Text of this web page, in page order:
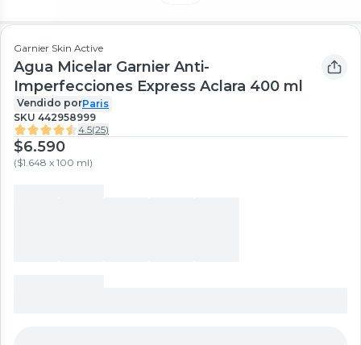
Garnier Skin Active
Agua Micelar Garnier Anti-
Imperfecciones Express Aclara 400 ml
Vendido porParis
SKU 442958999
4.5(25)
$6.590
($1.648 x 100 ml)